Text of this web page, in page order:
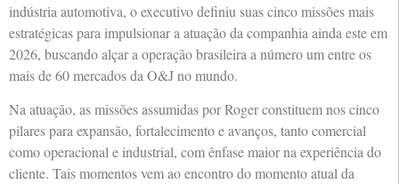
indústria automotiva, o executivo definiu suas cinco missões mais
estratégicas para impulsionar a atuação da companhia ainda este em
2026, buscando alçar a operação brasileira a número um entre os
mais de 60 mercados da O&J no mundo.
Na atuação, as missões assumidas por Roger constituem nos cinco
pilares para expansão, fortalecimento e avanços, tanto comercial
como operacional e industrial, com ênfase maior na experiência do
cliente. Tais momentos vem ao encontro do momento atual da